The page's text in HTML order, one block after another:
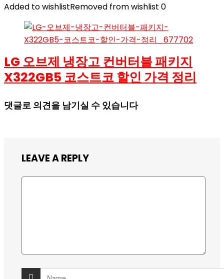
Added to wishlistRemoved from wishlist 0
LG 오브제 냉장고 컨버터블 패키지
X322GB5 코스트코 할인 가격 정리
댓글로 의견을 남기실 수 있습니다
LEAVE A REPLY